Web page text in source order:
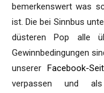
bemerkenswert was
ist. Die bei Sinnbus
düsteren Pop alle
Gewinnbedingungen
unserer Facebook-
verpassen und